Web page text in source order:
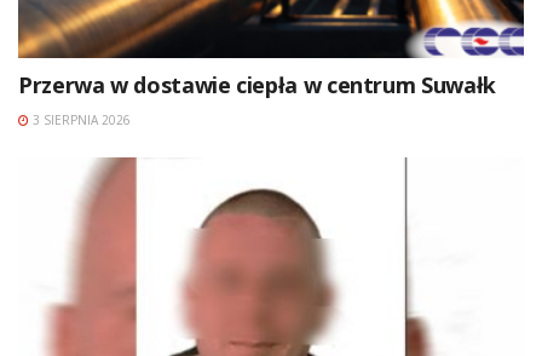
Przerwa w dostawie ciepła w centrum Suwałk
3 SIERPNIA 2026